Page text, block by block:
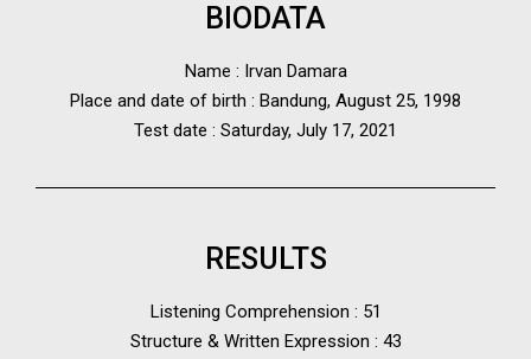
BIODATA
Name : Irvan Damara
Place and date of birth : Bandung, August 25, 1998
Test date : Saturday, July 17, 2021
RESULTS
Listening Comprehension : 51
Structure & Written Expression : 43